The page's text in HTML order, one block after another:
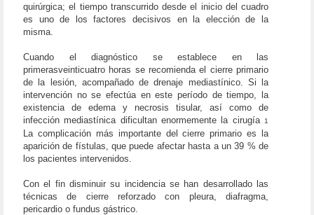
quirúrgica; el tiempo transcurrido desde el inicio del cuadro
es uno de los factores decisivos en la elección de la
misma.
Cuando el diagnóstico se establece en las
primerasveinticuatro horas se recomienda el cierre primario
de la lesión, acompañado de drenaje mediastínico. Si la
intervención no se efectúa en este período de tiempo, la
existencia de edema y necrosis tisular, así como de
infección mediastínica dificultan enormemente la cirugía 1
La complicación más importante del cierre primario es la
aparición de fístulas, que puede afectar hasta a un 39 % de
los pacientes intervenidos.
Con el fin disminuir su incidencia se han desarrollado las
técnicas de cierre reforzado con pleura, diafragma,
pericardio o fundus gástrico.